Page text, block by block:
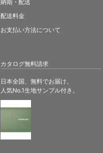
カタログ無料請求
日本全国、無料でお届け。
人気No.1生地サンプル付き。
納期・配送
配送料金
お支払い方法について